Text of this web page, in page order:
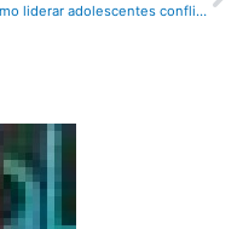
¿Cómo liderar adolescentes conflictivos?